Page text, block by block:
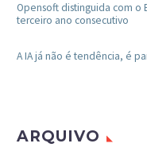
Opensoft distinguida com o
terceiro ano consecutivo
A IA já não é tendência, é
ARQUIVO